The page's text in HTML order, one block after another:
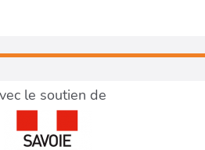
le soutien de